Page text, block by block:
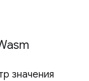
значения